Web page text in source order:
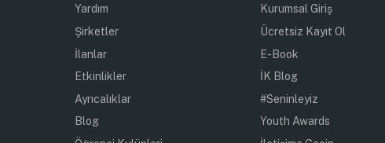
Yardım
Şirketler
İlanlar
Etkinlikler
Ayrıcalıklar
Blog
Kurumsal Giriş
Ücretsiz Kayıt Ol
E-Book
İK Blog
#Seninleyiz
Youth Awards